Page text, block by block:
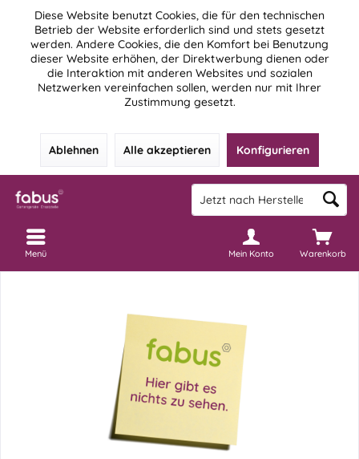
Diese Website benutzt Cookies, die für den technischen
Betrieb der Website erforderlich sind und stets gesetzt
werden. Andere Cookies, die den Komfort bei Benutzung
dieser Website erhöhen, der Direktwerbung dienen oder
die Interaktion mit anderen Websites und sozialen
Netzwerken vereinfachen sollen, werden nur mit Ihrer
Zustimmung gesetzt.
Ablehnen Alle akzeptieren Konfigurieren
Warenkorb
Mein Konto
Menü